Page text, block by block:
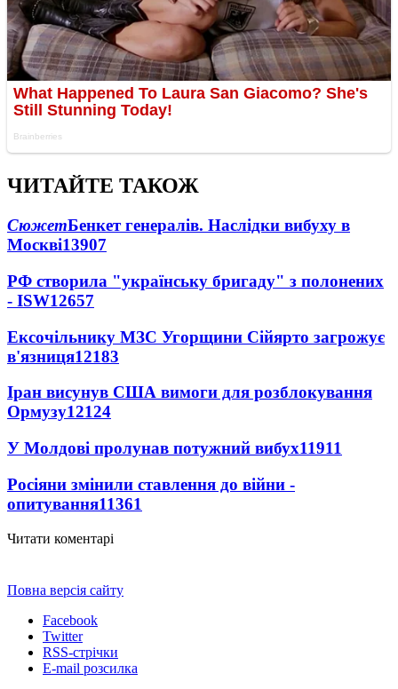
ЧИТАЙТЕ ТАКОЖ
СюжетБенкет генералів. Наслідки вибуху в
Москві13907
РФ створила "українську бригаду" з полонених
- ISW12657
Ексочільнику МЗС Угорщини Сійярто загрожує
в'язниця12183
Іран висунув США вимоги для розблокування
Ормузу12124
У Молдові пролунав потужний вибух11911
Росіяни змінили ставлення до війни -
опитування11361
Читати коментарі
Повна версія сайту
Facebook
Twitter
RSS-стрічки
E-mail розсилка